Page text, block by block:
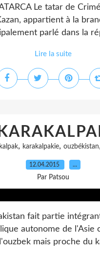
Le tatar de
appartient à la
parlé dans la
Lire la suite
, karakalpakie, ouzbékistan,
12.04.2015 …
Par Patsou
fait partie
autonome de l'Asie
mais proche du